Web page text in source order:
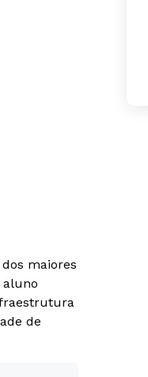
maiores
aluno
de